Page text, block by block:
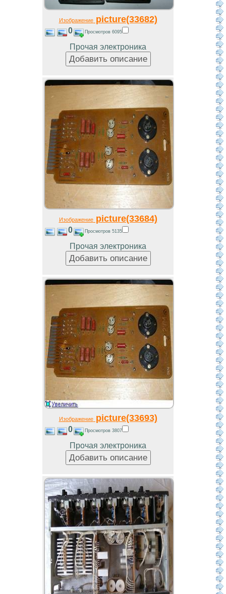
Изображениеpicture(33682)
0 Просмотров 6095
Прочая электроника
Изображениеpicture(33684)
0 Просмотров 5135
Прочая электроника
Изображениеpicture(33693)
0 Просмотров 3807
Прочая электроника